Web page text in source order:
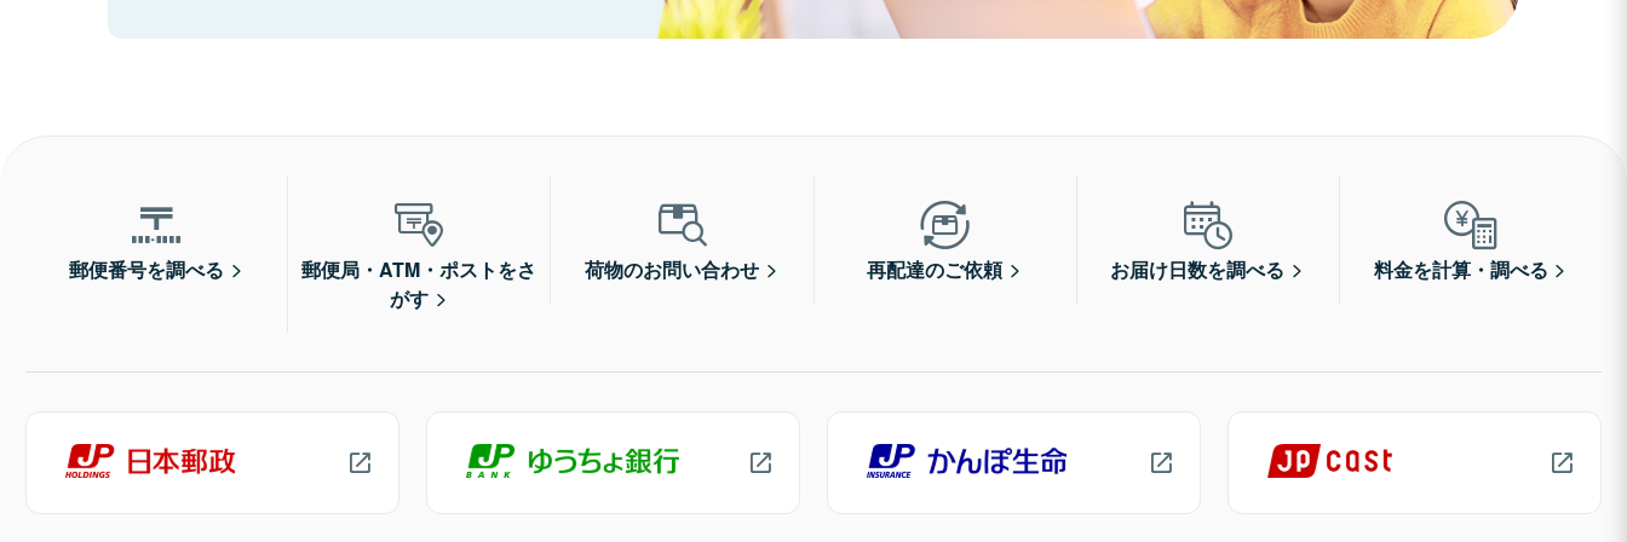
郵便番号を調べる
郵便局・ATM・ポストをさ
がす
荷物のお問い合わせ 再配達のご依頼 お届け日数を調べる 料金を計算・調べる